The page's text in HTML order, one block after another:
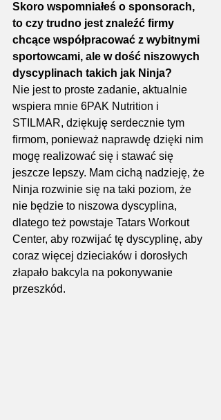
Skoro wspomniałeś o sponsorach,
to czy trudno jest znaleźć firmy
chcące współpracować z wybitnymi
sportowcami, ale w dość niszowych
dyscyplinach takich jak Ninja?
Nie jest to proste zadanie, aktualnie
wspiera mnie 6PAK Nutrition i
STILMAR, dziękuję serdecznie tym
firmom, ponieważ naprawdę dzięki nim
mogę realizować się i stawać się
jeszcze lepszy. Mam cichą nadzieję, że
Ninja rozwinie się na taki poziom, że
nie będzie to niszowa dyscyplina,
dlatego też powstaje Tatars Workout
Center, aby rozwijać tę dyscyplinę, aby
coraz więcej dzieciaków i dorosłych
złapało bakcyla na pokonywanie
przeszkód.